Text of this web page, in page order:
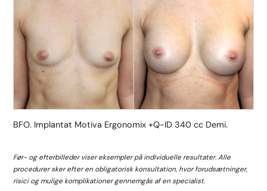
BFO. Implantat Motiva Ergonomix +Q-ID 340 cc Demi.
Før- og efterbilleder viser eksempler på individuelle resultater. Alle
procedurer sker efter en obligatorisk konsultation, hvor forudsætninger,
risici og mulige komplikationer gennemgås af en specialist.